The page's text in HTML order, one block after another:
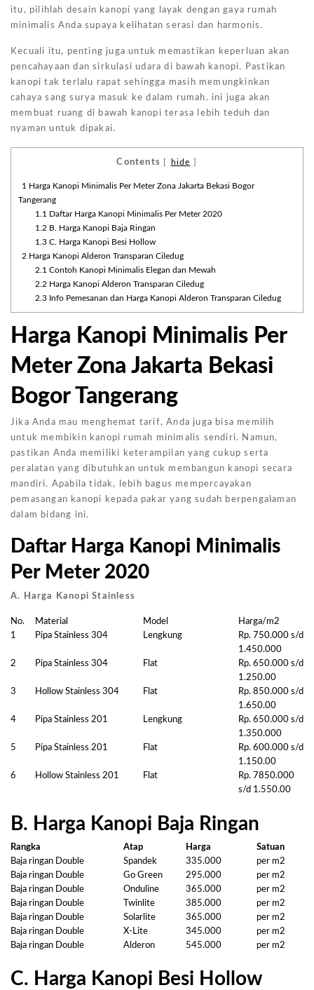
itu, pilihlah desain kanopi yang layak dengan gaya rumah
minimalis Anda supaya kelihatan serasi dan harmonis.
Kecuali itu, penting juga untuk memastikan keperluan akan
pencahayaan dan sirkulasi udara di bawah kanopi. Pastikan
kanopi tak terlalu rapat sehingga masih memungkinkan
cahaya sang surya masuk ke dalam rumah. ini juga akan
membuat ruang di bawah kanopi terasa lebih teduh dan
nyaman untuk dipakai.
Contents hide
1
Harga Kanopi Minimalis Per Meter Zona Jakarta Bekasi Bogor
Tangerang
1.1
Daftar Harga Kanopi Minimalis Per Meter 2020
1.2 B. Harga Kanopi Baja Ringan
1.3C. Harga Kanopi Besi Hollow
2 Harga Kanopi Alderon Transparan Ciledug
2.1 Contoh Kanopi Minimalis Elegan dan Mewah
2.2 Harga Kanopi Alderon Transparan Ciledug
2.3Info Pemesanan dan Harga Kanopi Alderon Transparan Ciledug
Harga Kanopi Minimalis Per
Meter Zona Jakarta Bekasi
Bogor Tangerang
Jika Anda mau menghemat tarif, Anda juga bisa memilih
untuk membikin kanopi rumah minimalis sendiri. Namun,
pastikan Anda memiliki keterampilan yang cukup serta
peralatan yang dibutuhkan untuk membangun kanopi secara
mandiri. Apabila tidak, lebih bagus mempercayakan
pemasangan kanopi kepada pakar yang sudah berpengalaman
dalam bidang ini.
Daftar Harga Kanopi Minimalis
Per Meter 2020
A. Harga Kanopi Stainless
No. Material Model
Harga/m2
1
Pipa Stainless 304 Lengkung
Rp. 750.000 s/d
1.450.000
2
Pipa Stainless 304 Flat
Rp. 650.000 s/d
1.250.00
3
Hollow Stainless 304 Flat
Rp. 850.000 s/d
1.650.00
4
Pipa Stainless 201 Lengkung
Rp. 650.000 s/d
1.350.000
5
Pipa Stainless 201 Flat
Rp. 600.000 s/d
1.150.00
6
Hollow Stainless 201 Flat
Rp. 7850.000
s/d 1.550.00
B. Harga Kanopi Baja Ringan
Rangka Atap Harga
Satuan
Baja ringan Double
Spandek 335.000
per m2
Baja ringan Double
Go Green 295.000
per m2
Baja ringan Double
Onduline 365.000
per m2
Baja ringan Double
Twinlite 385.000
per m2
Baja ringan Double
Solarlite 365.000
per m2
Baja ringan Double
X-Lite 345.000
per m2
Baja ringan Double
Alderon 545.000 per m2
C. Harga Kanopi Besi Hollow